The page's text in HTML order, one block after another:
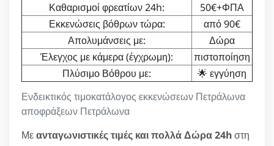
Ενδεικτικός τιμοκατάλογος εκκενώσεων Πετράλωνα
αποφράξεων Πετράλωνα
Καθαρισμοί φρεατίων 24h:
50€+ΦΠΑ
Εκκενώσεις βόθρων τώρα:
από 90€
Απολυμάνσεις με:
Δώρα
Έλεγχος με κάμερα (έγχρωμη):
πιστοποίηση
Πλύσιμο Βόθρου με:
🌟 εγγύηση
Μεανταγωνιστικές τιμές και πολλά Δώρα 24hστη